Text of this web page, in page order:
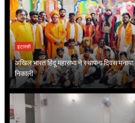
इटारसी
अखिल भारत हिंदू महासभा ने स्थापना दिवस मनाया
निकाली